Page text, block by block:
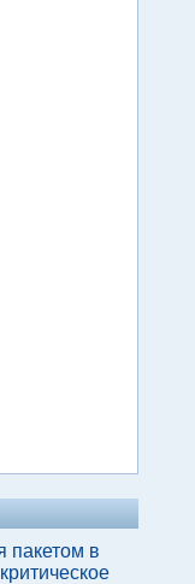
пакетом в